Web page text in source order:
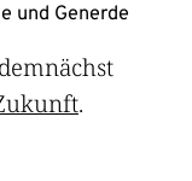
und Generde
.